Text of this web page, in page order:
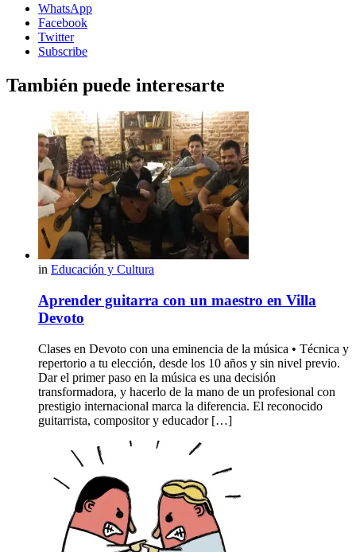
WhatsApp
Facebook
Twitter
Subscribe
También puede interesarte
in Educación y Cultura
Aprender guitarra con un maestro en Villa
Devoto
Clases en Devoto con una eminencia de la música • Técnica y
repertorio a tu elección, desde los 10 años y sin nivel previo.
Dar el primer paso en la música es una decisión
transformadora, y hacerlo de la mano de un profesional con
prestigio internacional marca la diferencia. El reconocido
guitarrista, compositor y educador […]